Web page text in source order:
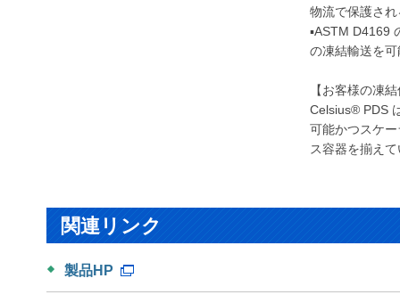
物流で保護さ
▪ASTM D4169
の凍結輸送を
【お客様の凍
Celsius® PDS
可能かつスケ
ス容器を揃え
関連リンク
製品HP